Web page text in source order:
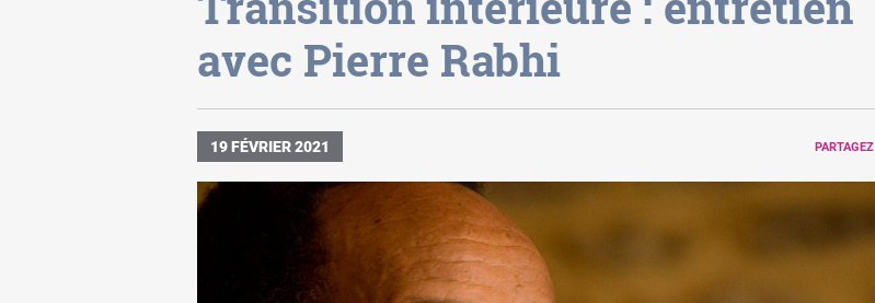
avec Pierre Rabhi
19 FÉVRIER 2021 PARTAGEZ